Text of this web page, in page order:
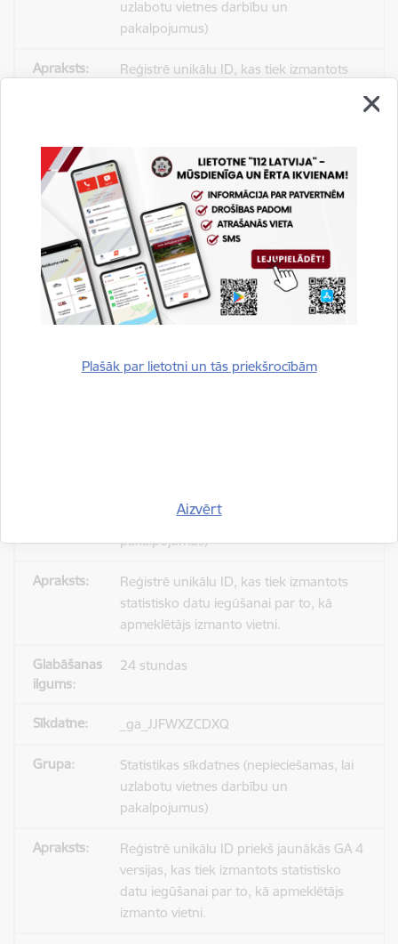
Plašāk par lietotni un tās priekšrocībām
Aizvērt
uzlabotu vietnes darbību un
pakalpojumus)
Reģistrē unikālu ID, kas tiek izmantots
_gat
Statistikas sīkdatnes (nepieciešamas, lai
uzlabotu vietnes darbību un
pakalpojumus)
pieprasījuma līmeni.
uzlabotu vietnes darbību un
pakalpojumus)
Reģistrē unikālu ID, kas tiek izmantots
statistisko datu iegūšanai par to, kā
apmeklētājs izmanto vietni.
24 stundas
_ga_JJFWXZCDXQ
Statistikas sīkdatnes (nepieciešamas, lai
uzlabotu vietnes darbību un
pakalpojumus)
Reģistrē unikālu ID priekš jaunākās GA 4
versijas, kas tiek izmantots statistisko
datu iegūšanai par to, kā apmeklētājs
izmanto vietni.